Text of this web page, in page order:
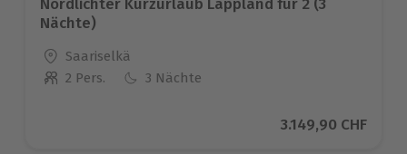
Nordlichter Kurzurlaub Lappland für 2 (3
Nächte)
Standort
Saariselkä
Anzahl der Teilnehmer
2 Pers. 3 Nächte
Aktueller Preis
3.149,90 CHF